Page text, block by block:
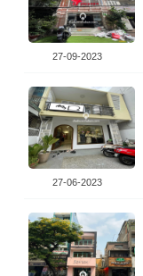
27-09-2023
27-06-2023